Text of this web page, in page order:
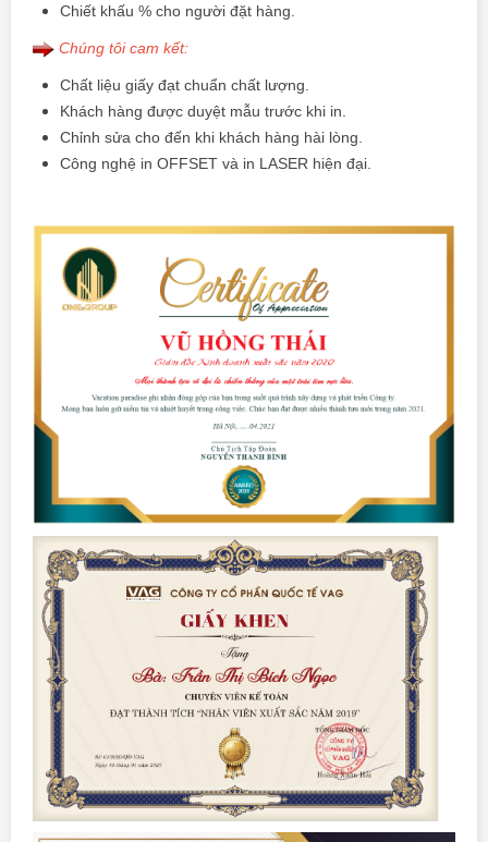
Chiết khấu % cho người đặt hàng.
Chúng tôi cam kết:
Chất liệu giấy đạt chuẩn chất lượng.
Khách hàng được duyệt mẫu trước khi in.
Chỉnh sửa cho đến khi khách hàng hài lòng.
Công nghệ in OFFSET và in LASER hiện đại.